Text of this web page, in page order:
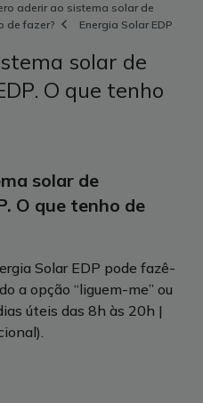
aderir ao sistema solar de
de fazer?
Energia Solar EDP
solar de
O que tenho
solar de
O que tenho de
Solar EDP pode fazê-
a opção “liguem-me” ou
úteis das 8h às 20h |